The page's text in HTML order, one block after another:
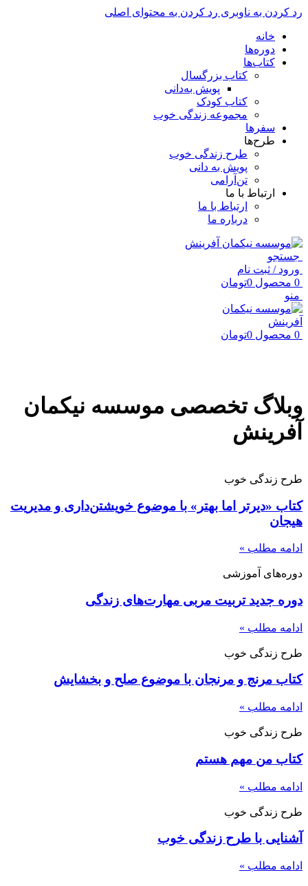
رد کردن به ناوبری رد کردن به محتوای اصلی
خانه
دوره‌ها
کتاب‌ها
کتاب بزرگسال
پویش به‌دانی
کتاب کودک
مجموعه زندگی خوب
سفرها
طرح‌ها
طرح زندگی خوب
پویش به دانی
تن‌آرامی
ارتباط با ما
ارتباط با ما
درباره ما
جستجو
ورود / ثبت نام
0 محصول 0تومان
منو
0 محصول 0تومان
وبلاگ تخصصی موسسه نیکمان
آفرینش
طرح زندگی خوب
کتاب «دیرتر اما بهتر» با موضوع خویشتن‌داری و مدیریت
هیجان
ادامه مطلب »
دوره‌های آموزشی
دوره جدید تربیت مربی مهارت‌های زندگی
ادامه مطلب »
طرح زندگی خوب
کتاب مرنج و مرنجان با موضوع صلح و بخشایش
ادامه مطلب »
طرح زندگی خوب
کتاب من مهم هستم
ادامه مطلب »
طرح زندگی خوب
آشنایی با طرح زندگی خوب
ادامه مطلب »